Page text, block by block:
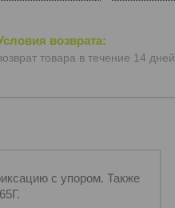
товара в течение 14 дней
с упором. Также